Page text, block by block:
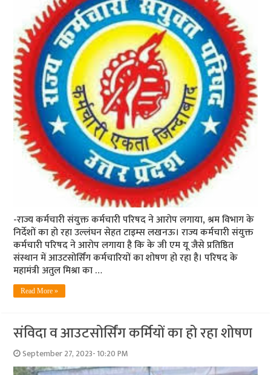
-राज्य कर्मचारी संयुक्त कर्मचारी परिषद ने आरोप लगाया, श्रम विभाग के
निर्देशों का हो रहा उल्लंघन सेहत टाइम्स लखनऊ। राज्य कर्मचारी संयुक्त
कर्मचारी परिषद ने आरोप लगाया है कि के जी एम यू जैसे प्रतिष्ठित
संस्थान में आउटसोर्सिंग कर्मचारियों का शोषण हो रहा है। परिषद के
महामंत्री अतुल मिश्रा का …
Read More »
संविदा व आउटसोर्सिंग कर्मियों का हो रहा शोषण
September 27, 2023- 10:20 PM